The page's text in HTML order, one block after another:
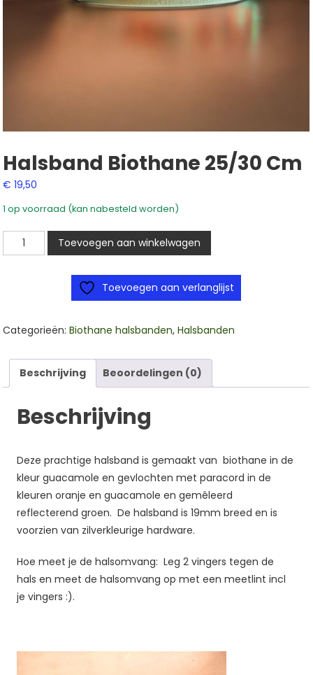
Halsband Biothane 25/30 Cm
€ 19,50
1 op voorraad (kan nabesteld worden)
Halsband
biothane
Toevoegen aan winkelwagen
Toevoegen aan verlanglijst
Categorieën:Biothane halsbanden,Halsbanden
Beschrijving Beoordelingen (0)
Beschrijving
Deze prachtige halsband is gemaakt van biothane in de
kleur guacamole en gevlochten met paracord in de
kleuren oranje en guacamole en gemêleerd
reflecterend groen. De halsband is 19mm breed en is
voorzien van zilverkleurige hardware.
Hoe meet je de halsomvang: Leg 2 vingers tegen de
hals en meet de halsomvang op met een meetlint incl
je vingers :).